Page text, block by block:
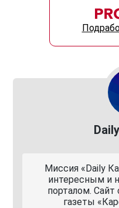
Миссия «Daily
интересным и
порталом.
газеты